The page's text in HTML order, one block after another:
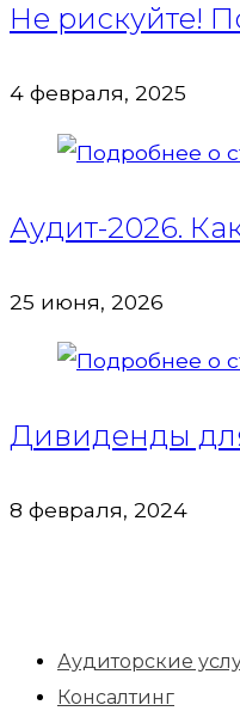
Не рискуйте!
4 февраля, 2025
Аудит-2026.
25 июня, 2026
Дивиденды
8 февраля, 2024
Аудиторские
Консалтинг